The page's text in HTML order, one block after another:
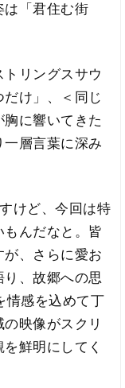
は「君住む街
リングスサウ
け」、＜同じ
に響いてきた
一層言葉に深み
けど、今回は特
んだなと。皆
、さらに愛お
、故郷への思
感を込めて丁
映像がスクリ
鮮明にしてく